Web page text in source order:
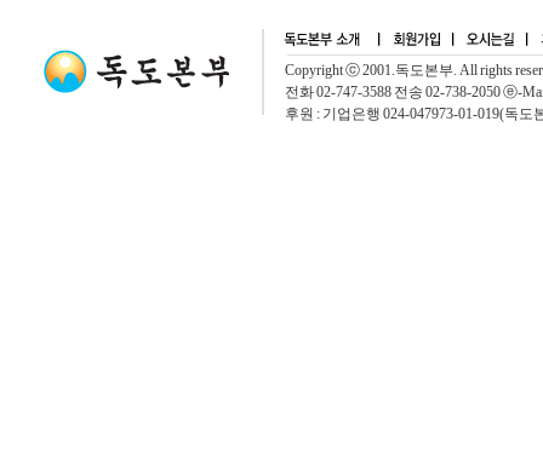
Copyright ⓒ 2001.독도본부. All rights
전화 02-747-3588 전송 02-738-2050 ⓔ-
후원 : 기업은행 024-047973-01-019(독도